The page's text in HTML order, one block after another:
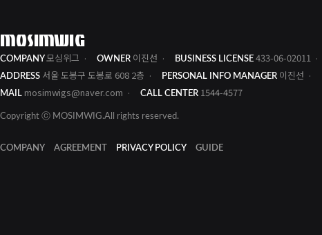
MOSIMWIG
COMPANY모심위그 OWNER 이진선 BUSINESS LICENSE 433-06-02011
ADDRESS 서울 도봉구 도봉로 608 2층 PERSONAL INFO MANAGER 이진선
MAIL mosimwigs@naver.com CALL CENTER 1544-4577
Copyright ⓒ MOSIMWIG.All rights reserved.
COMPANY AGREEMENT PRIVACY POLICY GUIDE